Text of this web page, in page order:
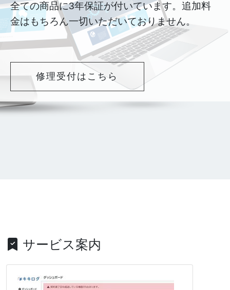
全ての商品に3年保証が付いています。追加料
金はもちろん一切いただいておりません。
修理受付はこちら
サービス案内